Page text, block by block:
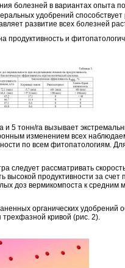
болезней в вариантах опыта
удобрений
развитие всех болезней
и
тонн/га вызывает
изменением всех
по всем фитопатологиям.
рассматривать
продуктивности за
доз вермикомпоста к средним
органических удобрений
кривой (рис. 2).